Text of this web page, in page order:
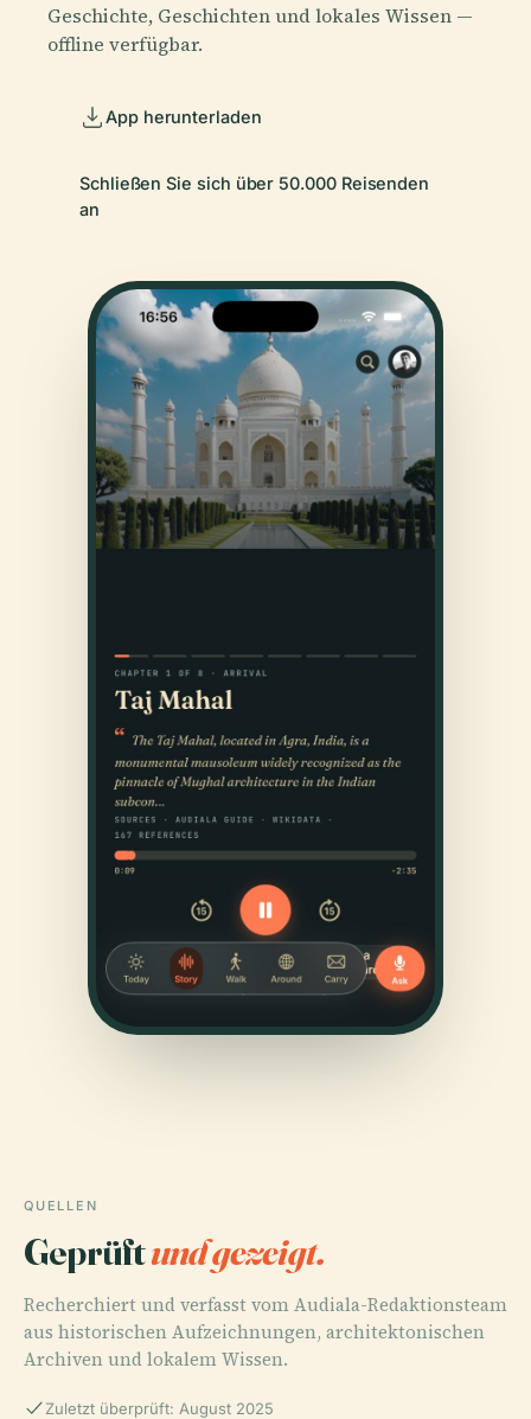
Geschichte, Geschichten und lokales Wissen —
offline verfügbar.
App herunterladen
Schließen Sie sich über 50.000 Reisenden
an
QUELLEN
Geprüftund gezeigt.
Recherchiert und verfasst vom Audiala-Redaktionsteam
aus historischen Aufzeichnungen, architektonischen
Archiven und lokalem Wissen.
Zuletzt überprüft: August 2025